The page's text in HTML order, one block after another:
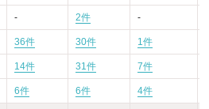
- 2件 -
36件 30件 1件
14件 31件 7件
6件 6件 4件